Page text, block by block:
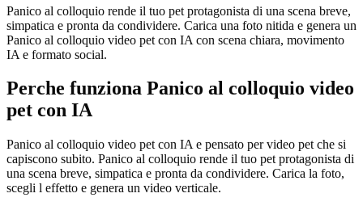
Panico al colloquio rende il tuo pet protagonista di una scena breve,
simpatica e pronta da condividere. Carica una foto nitida e genera un
Panico al colloquio video pet con IA con scena chiara, movimento
IA e formato social.
Perche funziona Panico al colloquio video
pet con IA
Panico al colloquio video pet con IA e pensato per video pet che si
capiscono subito. Panico al colloquio rende il tuo pet protagonista di
una scena breve, simpatica e pronta da condividere. Carica la foto,
scegli l effetto e genera un video verticale.